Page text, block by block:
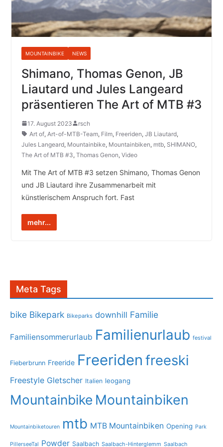
MOUNTAINBIKE NEWS
Shimano, Thomas Genon, JB
Liautard und Jules Langeard
präsentieren The Art of MTB #3
17. August 2023
rsch
Art of, Art-of-MTB-Team, Film, Freeriden, JB Liautard,
Jules Langeard, Mountainbike, Mountainbiken, mtb, SHIMANO,
The Art of MTB #3, Thomas Genon, Video
Mit The Art of MTB #3 setzen Shimano, Thomas Genon
und JB Liautard ihre Zusammenarbeit mit
künstlerischem Anspruch fort. Fast
mehr...
Meta Tags
bike Bikepark Bikeparks downhill Familie
Familiensommerurlaub Familienurlaub festival
Fieberbrunn Freeride Freeriden freeski
Freestyle Gletscher Italien leogang
Mountainbike Mountainbiken
Mountainbiketouren mtb MTB Mountainbiken Opening Park
PillerseeTal Powder Saalbach Saalbach-Hinterglemm Saalbach